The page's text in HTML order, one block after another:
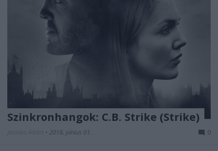
Szinkronhangok: C.B. Strike (Strike)
• 2018. június 01. 0